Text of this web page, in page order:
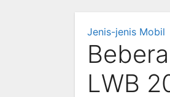
Jenis-jenis Mobil
LWB